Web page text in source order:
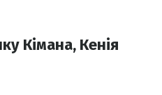
Кімана, Кенія